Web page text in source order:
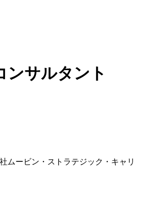
ンサルタント
ムービン・ストラテジック・キャリ